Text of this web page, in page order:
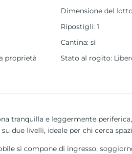
Dimensione del
Ripostigli: 1
Cantina: sì
proprietà Stato al rogito:
tranquilla e leggermente
due livelli, ideale per chi cerca
si compone di ingresso,